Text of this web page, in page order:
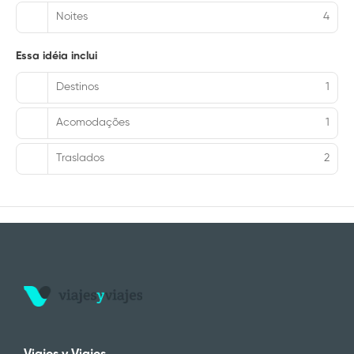
Noites 4
Essa idéia inclui
Destinos 1
Acomodações 1
Traslados 2